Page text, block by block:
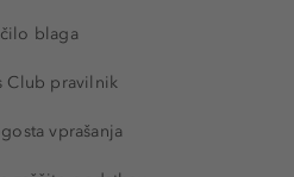
blaga
Club pravilnik
vprašanja